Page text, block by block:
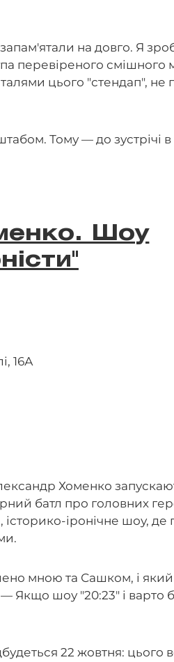
на довго. Я
перевіреного смішного
цього "стендап", не
Тому — до зустрічі в
Шоу
16А
Хоменко
батл про головних
історико-іронічне шоу, де
мною та Сашком, і
Якщо шоу "20:23" і варто
22 жовтня: цього